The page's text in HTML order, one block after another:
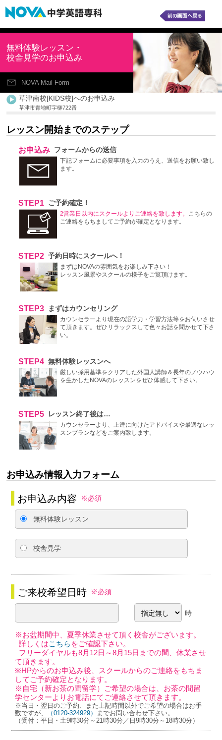
無料体験レッスン・
校舎見学のお申込み
NOVA Mail Form
草津南校[KIDS校]へのお申込み
草津市青地町字柳722番
レッスン開始までのステップ
お申込み フォームからの送信
下記フォームに必要事項を入力のうえ、送信をお願い致し
ます。
STEP1 ご予約確定！
2営業日以内にスクールよりご連絡を致します。
こちらの
ご連絡をもちましてご予約が確定となります。
STEP2 予約日時にスクールへ！
まずはNOVAの雰囲気をお楽しみ下さい！
レッスン風景やスクールの様子をご覧頂けます。
STEP3 まずはカウンセリング
カウンセラーより現在の語学力・学習方法等をお伺いさせ
て頂きます。ぜひリラックスして色々お話を聞かせて下さ
い。
STEP4 無料体験レッスンへ
厳しい採用基準をクリアした外国人講師＆長年のノウハウ
を生かしたNOVAのレッスンをぜひ体感して下さい。
STEP5 レッスン終了後は…
カウンセラーより、上達に向けたアドバイスや最適なレッ
スンプランなどをご案内致します。
お申込み情報入力フォーム
お申込み内容 ※必須
無料体験レッスン
校舎見学
ご来校希望日時 ※必須
時
※お盆期間中、夏季休業させて頂く校舎がございます。
詳しくはこちら をご確認下さい。
フリーダイヤルも8月12日～8月15日までの間、休業させ
て頂きます。
※HPからのお申込み後、スクールからのご連絡をもちま
してご予約確定となります。
※自宅（新お茶の間留学）ご希望の場合は、お茶の間留
学センターよりお電話にてご連絡させて頂きます。
※当日・翌日のご予約、また上記時間以外でご希望の場合はお手
数ですが、
（0120-324929）
までお問い合わせ下さい。
（受付：平日・土9時30分～21時30分／日9時30分～18時30分）